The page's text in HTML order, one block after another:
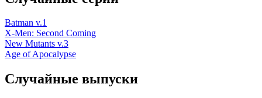
Batman v.1
X-Men: Second Coming
New Mutants v.3
Age of Apocalypse
Случайные выпуски